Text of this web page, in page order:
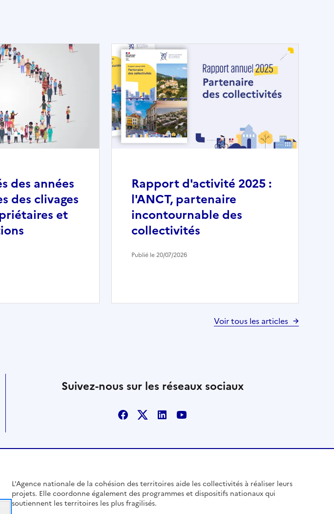
des années
des clivages
et
Rapport d'activité 2025 :
l'ANCT, partenaire
incontournable des
collectivités
Publié le 20/07/2026
Voir tous les articles
Suivez-nous sur les réseaux sociaux
Facebook
X LinkedinYoutube
L'Agence nationale de la cohésion des territoires aide les collectivités à réaliser leurs
projets. Elle coordonne également des programmes et dispositifs nationaux qui
soutiennent les territoires les plus fragilisés.